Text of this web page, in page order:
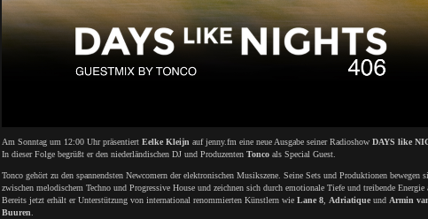
Am Sonntag um 12:00 Uhr präsentiert Eelke Kleijn auf jenny.fm eine neue Ausgabe seiner Radioshow DAYS like
In dieser Folge begrüßt er den niederländischen DJ und Produzenten Toncoals Special Guest.
Tonco gehört zu den spannendsten Newcomern der elektronischen Musikszene. Seine Sets und Produktionen bewegen
zwischen melodischem Techno und Progressive House und zeichnen sich durch emotionale Tiefe und treibende Energie
Bereits jetzt erhält er Unterstützung von international renommierten Künstlern wie Lane 8, Adriatiqueund Armin
Buuren